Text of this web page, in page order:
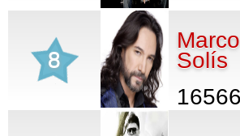
8
Solís